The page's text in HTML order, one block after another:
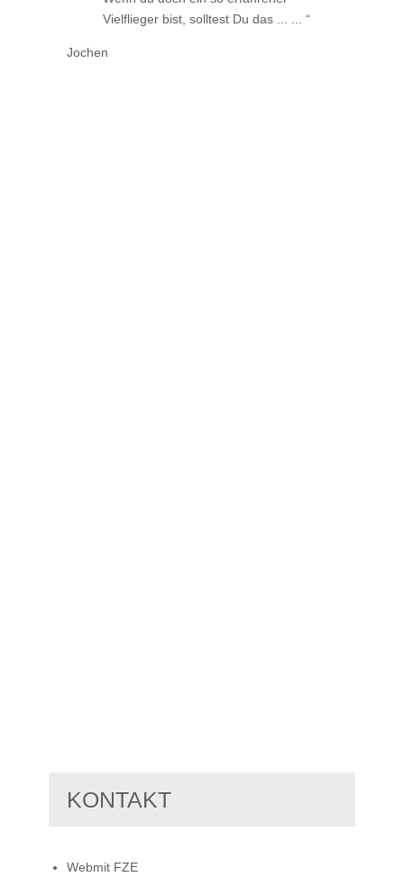
Vielflieger bist, solltest Du das ... ...
Jochen
KONTAKT
Webmit FZE